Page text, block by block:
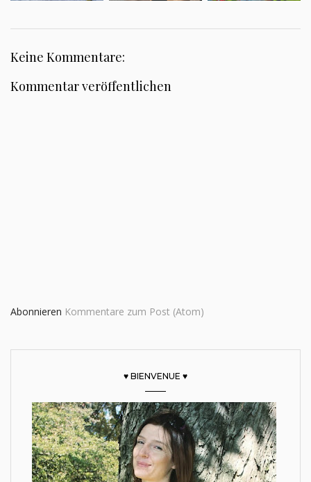
Keine Kommentare:
Kommentar veröffentlichen
Abonnieren Kommentare zum Post (Atom)
♥ BIENVENUE ♥